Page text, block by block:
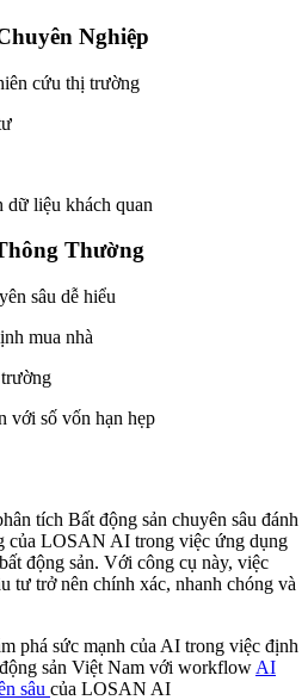
Nghiệp
cứu thị trường
dữ liệu khách quan
Thường
sâu dễ hiểu
mua nhà
với số vốn hạn hẹp
tích Bất động sản chuyên sâu đánh
của LOSAN AI trong việc ứng dụng
động sản. Với công cụ này, việc
tư trở nên chính xác, nhanh chóng và
phá sức mạnh của AI trong việc định
sản Việt Nam với workflow AI
sâu của LOSAN AI